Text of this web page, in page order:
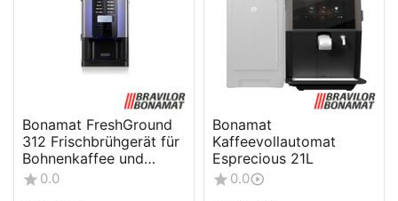
Bonamat FreshGround
312 Frischbrühgerät für
Bohnenkaffee und
Heißgetränkevarianten
0.0
Bonamat
Kaffeevollautomat
Esprecious 21L
0.0